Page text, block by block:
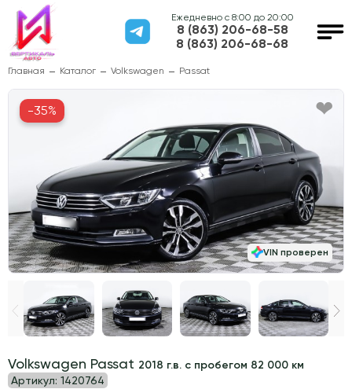
Ежедневно с 8:00 до 20:00
8 (863) 206-68-58
8 (863) 206-68-68
Главная Каталог Volkswagen Passat
Volkswagen Passat 2018 г.в. с пробегом 82 000 км
Артикул: 1420764
VIN проверен
-35%